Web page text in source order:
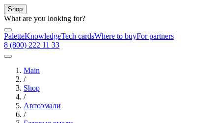
Shop
What are you looking for?
PaletteKnowledgeTech cardsWhere to buyFor partners
8 (800) 222 11 33
Main
/
Shop
/
Автоэмали
/